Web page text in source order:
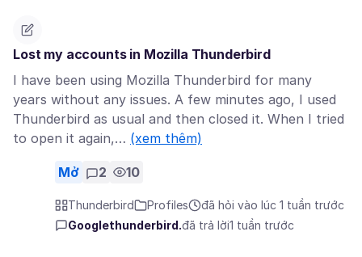
Lost my accounts in Mozilla Thunderbird
I have been using Mozilla Thunderbird for many
years without any issues. A few minutes ago, I used
Thunderbird as usual and then closed it. When I tried
to open it again,… (xem thêm)
Mở 2 10
Thunderbird Profiles
đã hỏi vào lúc 1 tuần trước
Googlethunderbird.đã trả lời1 tuần trước